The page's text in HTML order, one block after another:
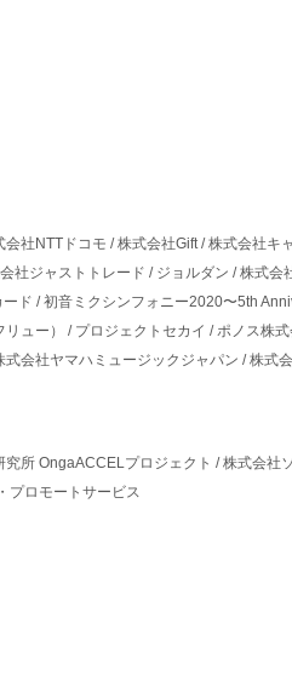
会社NTTドコモ /株式会社Gift/株式会社キ
社ジャストトレード / ジョルダン /株式会
ド /初音ミクシンフォニー2020〜5th
ュー） / プロジェクトセカイ /ポノス株式
式会社ヤマハミュージックジャパン /株式
究所 OngaACCELプロジェクト /株式会社
プロモートサービス